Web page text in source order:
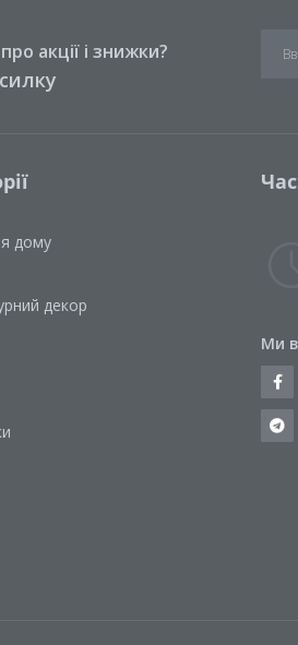
акції і знижки?
дому
декор
Ми